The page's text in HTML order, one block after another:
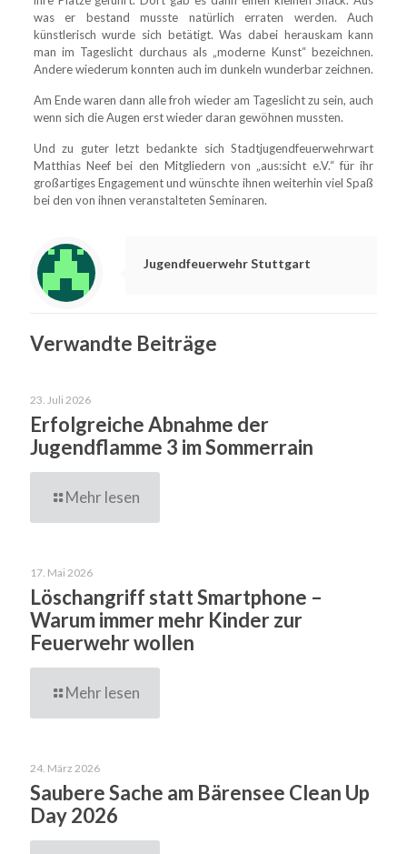
was er bestand musste natürlich erraten werden. Auch
künstlerisch wurde sich betätigt. Was dabei herauskam kann
man im Tageslicht durchaus als „moderne Kunst“ bezeichnen.
Andere wiederum konnten auch im dunkeln wunderbar zeichnen.
Am Ende waren dann alle froh wieder am Tageslicht zu sein, auch
wenn sich die Augen erst wieder daran gewöhnen mussten.
Und zu guter letzt bedankte sich Stadtjugendfeuerwehrwart
Matthias Neef bei den Mitgliedern von „aus:sicht e.V.“ für ihr
großartiges Engagement und wünschte ihnen weiterhin viel Spaß
bei den von ihnen veranstalteten Seminaren.
Jugendfeuerwehr Stuttgart
Verwandte Beiträge
23. Juli 2026
Erfolgreiche Abnahme der
Jugendflamme 3 im Sommerrain
Mehr lesen
17. Mai 2026
Löschangriff statt Smartphone –
Warum immer mehr Kinder zur
Feuerwehr wollen
Mehr lesen
24. März 2026
Saubere Sache am Bärensee Clean Up
Day 2026